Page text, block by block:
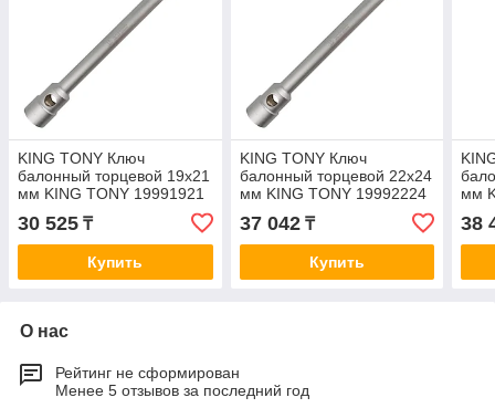
KING TONY Ключ
балонный торцевой 19х21
мм KING TONY 19991921
30 525 ₸
Купить
KING TONY Ключ
балонный торцевой 22х24
мм KING TONY 19992224
37 042₸
Купить
мм
38
О нас
Рейтинг не сформирован
Менее 5 отзывов за последний год